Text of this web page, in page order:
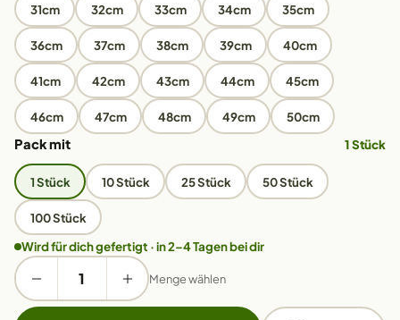
31cm 32cm 33cm 34cm 35cm
36cm 37cm 38cm 39cm 40cm
41cm 42cm 43cm 44cm 45cm
46cm 47cm 48cm 49cm 50cm
Pack mit 1 Stück
1 Stück 10 Stück 25 Stück 50 Stück
100 Stück
Wird für dich gefertigt · in 2–4 Tagen bei dir
Menge wählen